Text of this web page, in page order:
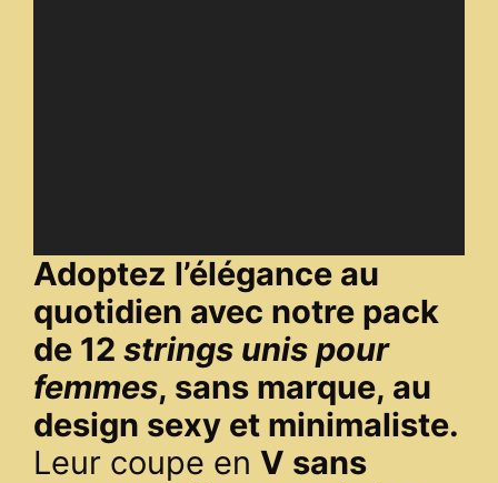
Adoptez l’élégance au
quotidien avec notre pack
de 12 strings unis pour
femmes, sans marque, au
design sexy et minimaliste.
Leur coupe en V sans